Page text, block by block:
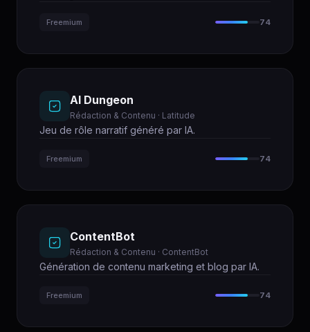
Freemium 74
AI Dungeon
Rédaction & Contenu · Latitude
Jeu de rôle narratif généré par IA.
Freemium 74
ContentBot
Rédaction & Contenu · ContentBot
Génération de contenu marketing et blog par IA.
Freemium 74